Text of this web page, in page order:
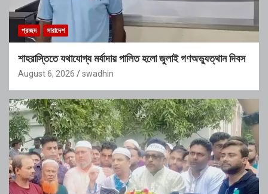
প্রচ্ছদ সারাদেশ
শাহরাস্তিতে যথাযোগ্য মর্যাদায় পালিত হলো জুলাই গণঅভ্যুত্থান দিবস
August 6, 2026 swadhin